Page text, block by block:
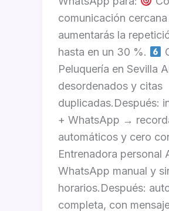
comunicación
aumentarás la
hasta en un 30 %.
Peluquería en Sevilla
desordenados y citas
duplicadas.Después:
+ WhatsApp →
automáticos y cero
Entrenadora personal
WhatsApp manual y
horarios.Después:
completa, con